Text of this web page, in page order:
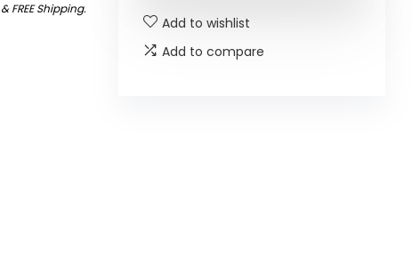
&FREE Shipping.
Add to wishlist
Add to compare